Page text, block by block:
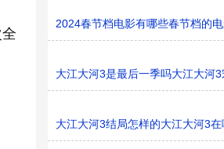
2024春节档电影有哪些春节档的电
大江大河3是最后一季吗大江大河3
大江大河3结局怎样的大江大河3在